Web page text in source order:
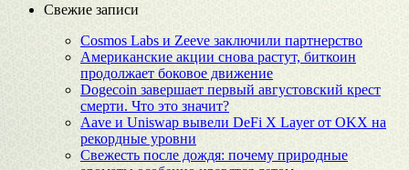
Свежие записи
Cosmos Labs и Zeeve заключили партнерство
Американские акции снова растут, биткоин
продолжает боковое движение
Dogecoin завершает первый августовский крест
смерти. Что это значит?
Aave и Uniswap вывели DeFi X Layer от OKX на
рекордные уровни
Свежесть после дождя: почему природные